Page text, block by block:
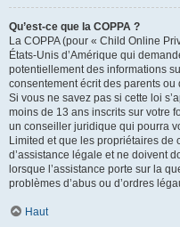
Qu’est-ce que la COPPA ?
La COPPA (pour « Child Online
États-Unis d’Amérique qui
potentiellement des informations
consentement écrit des parents
Si vous ne savez pas si cette loi
moins de 13 ans inscrits sur votre
un conseiller juridique qui pourra
Limited et que les propriétaires de
d’assistance légale et ne doivent
lorsque l’assistance porte sur la
problèmes d’abus ou d’ordres
Haut